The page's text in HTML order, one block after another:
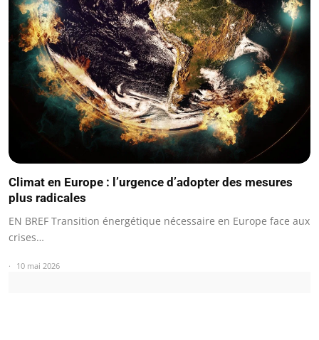
Climat en Europe : l’urgence d’adopter des mesures
plus radicales
EN BREF Transition énergétique nécessaire en Europe face aux
crises…
10 mai 2026